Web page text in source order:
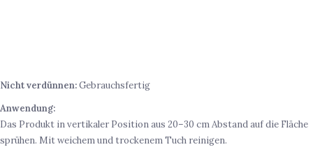
Nicht verdünnen:Gebrauchsfertig
Anwendung:
Das Produkt in vertikaler Position aus 20–30 cm Abstand auf die Fläche
sprühen. Mit weichem und trockenem Tuch reinigen.